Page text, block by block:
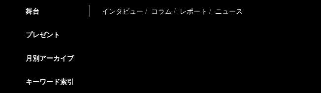
舞台 インタビュー コラム レポート ニュース
プレゼント
月別アーカイブ
キーワード索引